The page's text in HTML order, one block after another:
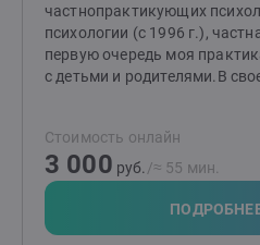
частнопрактикующих
психологии (с 1996 г.),
первую очередь моя
с детьми и родителями.В
подход К. Роджерса.Я
свои навыки - осваиваю
прохожу дополнительное
курсы повышения
работы в команде
Стоимость онлайн
3 000 руб. /≈ 55 мин.